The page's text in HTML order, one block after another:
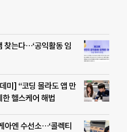
찾는다…‘공익활동 임
미] “코딩 몰라도 앱 만
헬스케어 해법
아엔 수선소…‘콜렉티